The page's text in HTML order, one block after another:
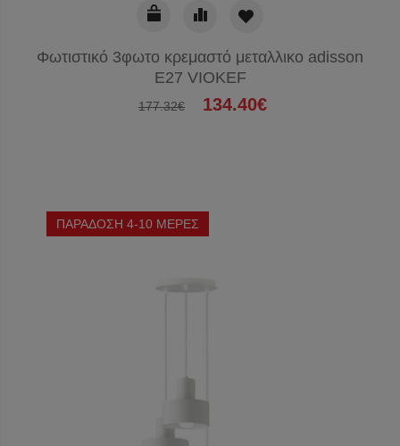
Φωτιστικό 3φωτο κρεμαστό μεταλλικο adisson
E27 VIOKEF
177.32€ 134.40€
ΠΑΡΑΔΟΣΗ 4-10 ΜΕΡΕΣ